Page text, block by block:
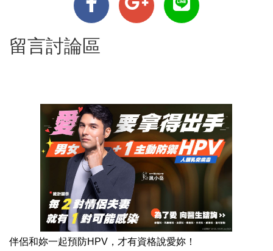
留言討論區
伴侶和妳一起預防HPV，才有資格說愛妳！